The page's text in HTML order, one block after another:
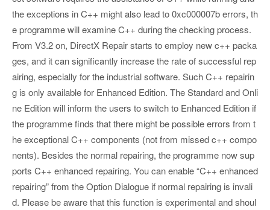
the exceptions in C++ might also lead to 0xc000007b errors, th
e programme will examine C++ during the checking process.
From V3.2 on, DirectX Repair starts to employ new c++ packa
ges, and it can significantly increase the rate of successful rep
airing, especially for the industrial software. Such C++ repairin
g is only available for Enhanced Edition. The Standard and Onli
ne Edition will inform the users to switch to Enhanced Edition if
the programme finds that there might be possible errors from t
he exceptional C++ components (not from missed c++ compo
nents). Besides the normal repairing, the programme now sup
ports C++ enhanced repairing. You can enable “C++ enhanced
repairing” from the Option Dialogue if normal repairing is invali
d. Please be aware that this function is experimental and shoul